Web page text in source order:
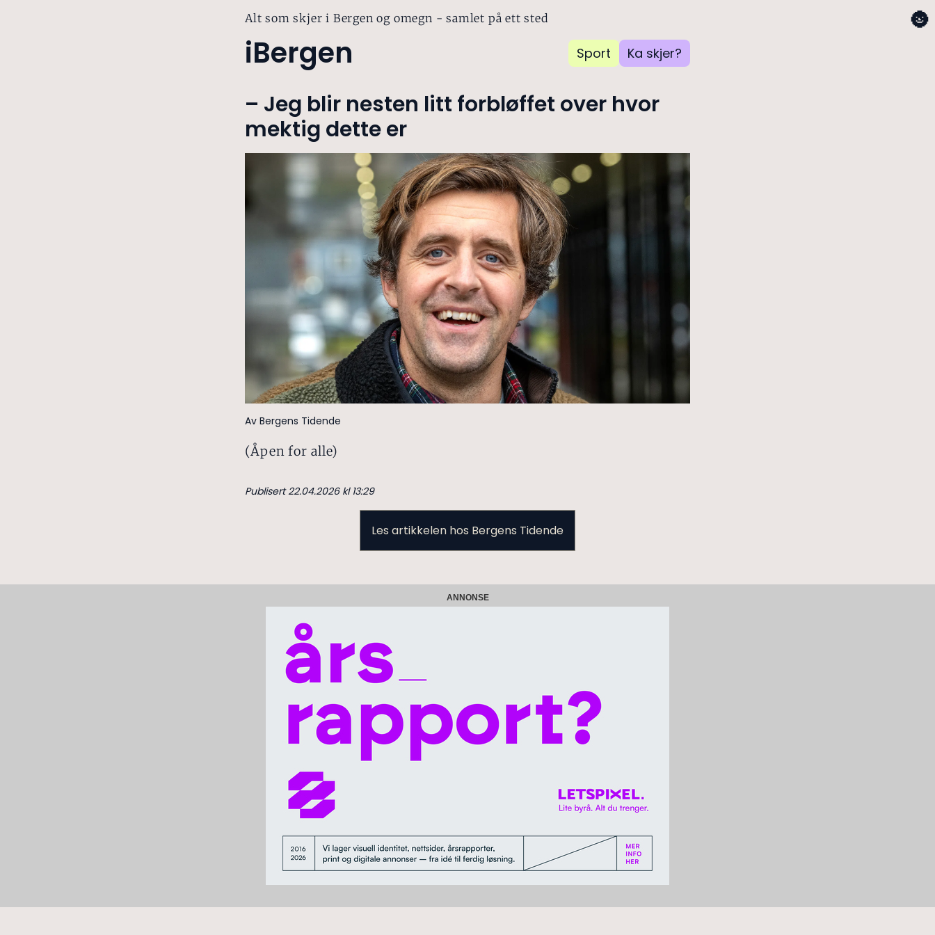
Alt som skjer i Bergen og omegn - samlet på ett sted
iBergen Sport Ka skjer?
🌚
– Jeg blir nesten litt forbløffet over hvor
mektig dette er
Av Bergens Tidende
(Åpen for alle)
Publisert 22.04.2026 kl 13:29
Les artikkelen hos Bergens Tidende
ANNONSE